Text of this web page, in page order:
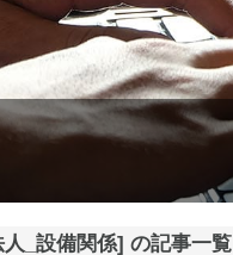
_設備関係] の記事一覧